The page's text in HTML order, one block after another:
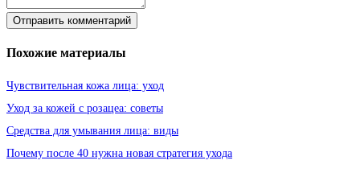
Отправить комментарий
Похожие материалы
Чувствительная кожа лица: уход
Уход за кожей с розацеа: советы
Средства для умывания лица: виды
Почему после 40 нужна новая стратегия ухода